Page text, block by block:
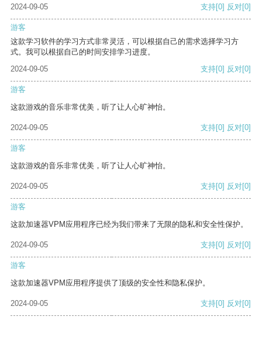
2024-09-05
支持[0] 反对[0]
游客
这款学习软件的学习方式非常灵活，可以根据自己的需求选择学习方
式。我可以根据自己的时间安排学习进度。
2024-09-05
支持[0] 反对[0]
游客
这款游戏的音乐非常优美，听了让人心旷神怡。
2024-09-05 支持[0] 反对[0]
游客
这款游戏的音乐非常优美，听了让人心旷神怡。
2024-09-05 支持[0] 反对[0]
游客
这款加速器VPM应用程序已经为我们带来了无限的隐私和安全性保护。
2024-09-05 支持[0] 反对[0]
游客
这款加速器VPM应用程序提供了顶级的安全性和隐私保护。
2024-09-05 支持[0] 反对[0]